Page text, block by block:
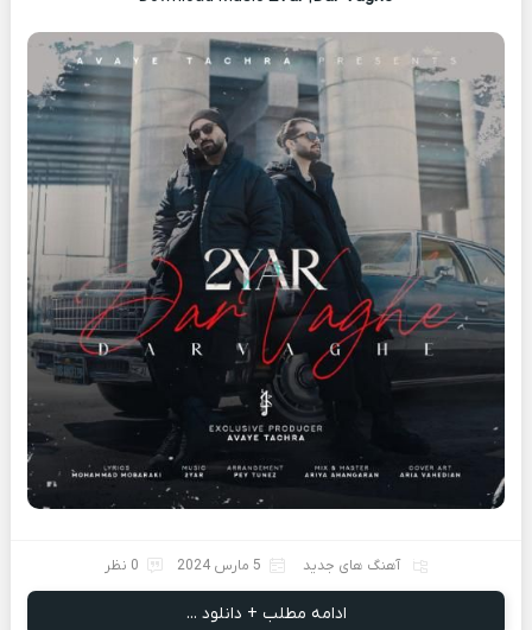
آهنگ های جدید 5 مارس 2024 0 نظر
ادامه مطلب + دانلود ...